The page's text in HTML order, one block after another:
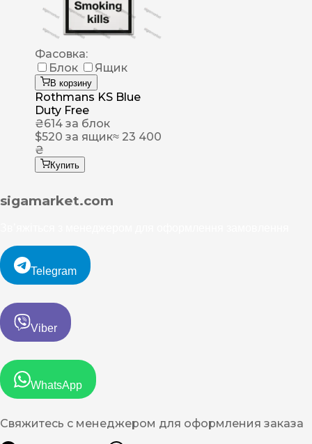
Фасовка:
Блок
Ящик
В корзину
Rothmans KS Blue
Duty Free
₴614 за блок
$520 за ящик≈ 23 400
₴
Купить
sigamarket.com
Telegram
Viber
WhatsApp
Свяжитесь с менеджером для оформления заказа